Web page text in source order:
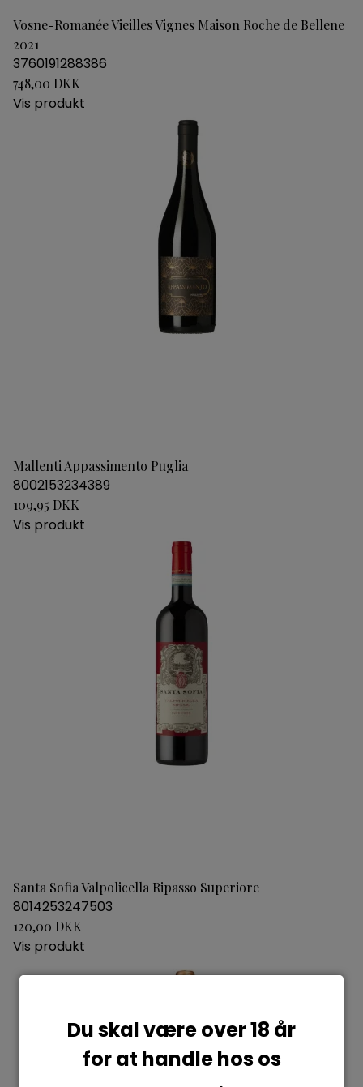
Du skal være over 18 år
for at handle hos os
Vosne-Romanée Vieilles Vignes Maison Roche de Bellene
2021
3760191288386
748,00 DKK
Vis produkt
Mallenti Appassimento Puglia
8002153234389
109,95 DKK
Vis produkt
Santa Sofia Valpolicella Ripasso Superiore
8014253247503
120,00 DKK
Vis produkt